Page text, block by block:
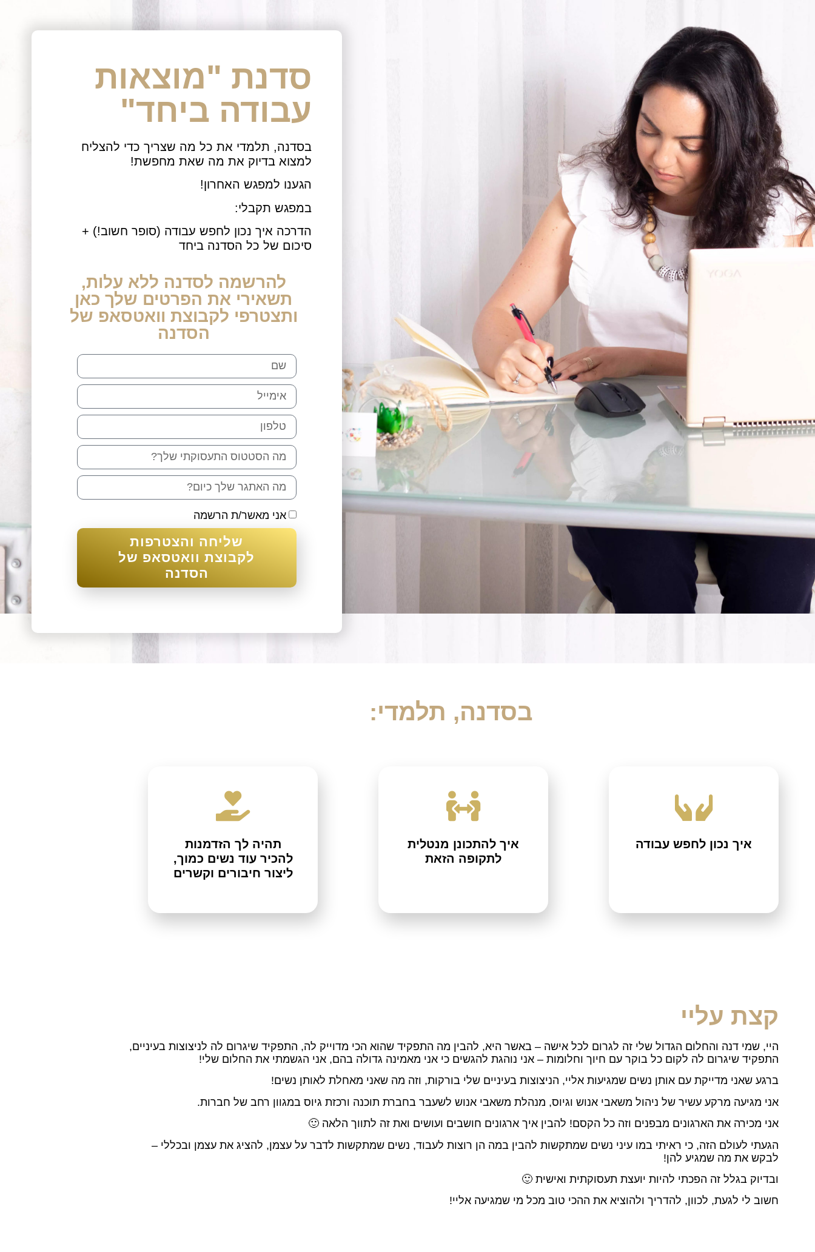
סדנת "מוצאות
עבודה ביחד"
בסדנה, תלמדי את כל מה שצריך כדי להצליח
למצוא בדיוק את מה שאת מחפשת!
הגענו למפגש האחרון!
במפגש תקבלי:
הדרכה איך נכון לחפש עבודה (סופר חשוב!) +
סיכום של כל הסדנה ביחד
להרשמה לסדנה ללא עלות,
תשאירי את הפרטים שלך כאן
ותצטרפי לקבוצת וואטסאפ של
הסדנה
אני מאשר/ת הרשמה
שליחה והצטרפות
לקבוצת וואטסאפ של
הסדנה
בסדנה, תלמדי:
איך נכון לחפש עבודה
איך להתכונן מנטלית
לתקופה הזאת
תהיה לך הזדמנות
להכיר עוד נשים כמוך,
ליצור חיבורים וקשרים
קצת עליי
היי, שמי דנה והחלום הגדול שלי זה לגרום לכל אישה – באשר היא, להבין מה התפקיד שהוא הכי מדוייק לה, התפקיד שיגרום לה לניצוצות בעיניים,
התפקיד שיגרום לה לקום כל בוקר עם חיוך וחלומות – אני נוהגת להגשים כי אני מאמינה גדולה בהם, אני הגשמתי את החלום שלי!
ברגע שאני מדייקת עם אותן נשים שמגיעות אליי, הניצוצות בעיניים שלי בורקות, וזה מה שאני מאחלת לאותן נשים!
אני מגיעה מרקע עשיר של ניהול משאבי אנוש וגיוס, מנהלת משאבי אנוש לשעבר בחברת תוכנה ורכזת גיוס במגוון רחב של חברות.
אני מכירה את הארגונים מבפנים וזה כל הקסם! להבין איך ארגונים חושבים ועושים ואת זה לתווך הלאה 🙂
הגעתי לעולם הזה, כי ראיתי במו עיני נשים שמתקשות להבין במה הן רוצות לעבוד, נשים שמתקשות לדבר על עצמן, להציג את עצמן ובכללי –
לבקש את מה שמגיע להן!
ובדיוק בגלל זה הפכתי להיות יועצת תעסוקתית ואישית 🙂
חשוב לי לגעת, לכוון, להדריך ולהוציא את ההכי טוב מכל מי שמגיעה אליי!